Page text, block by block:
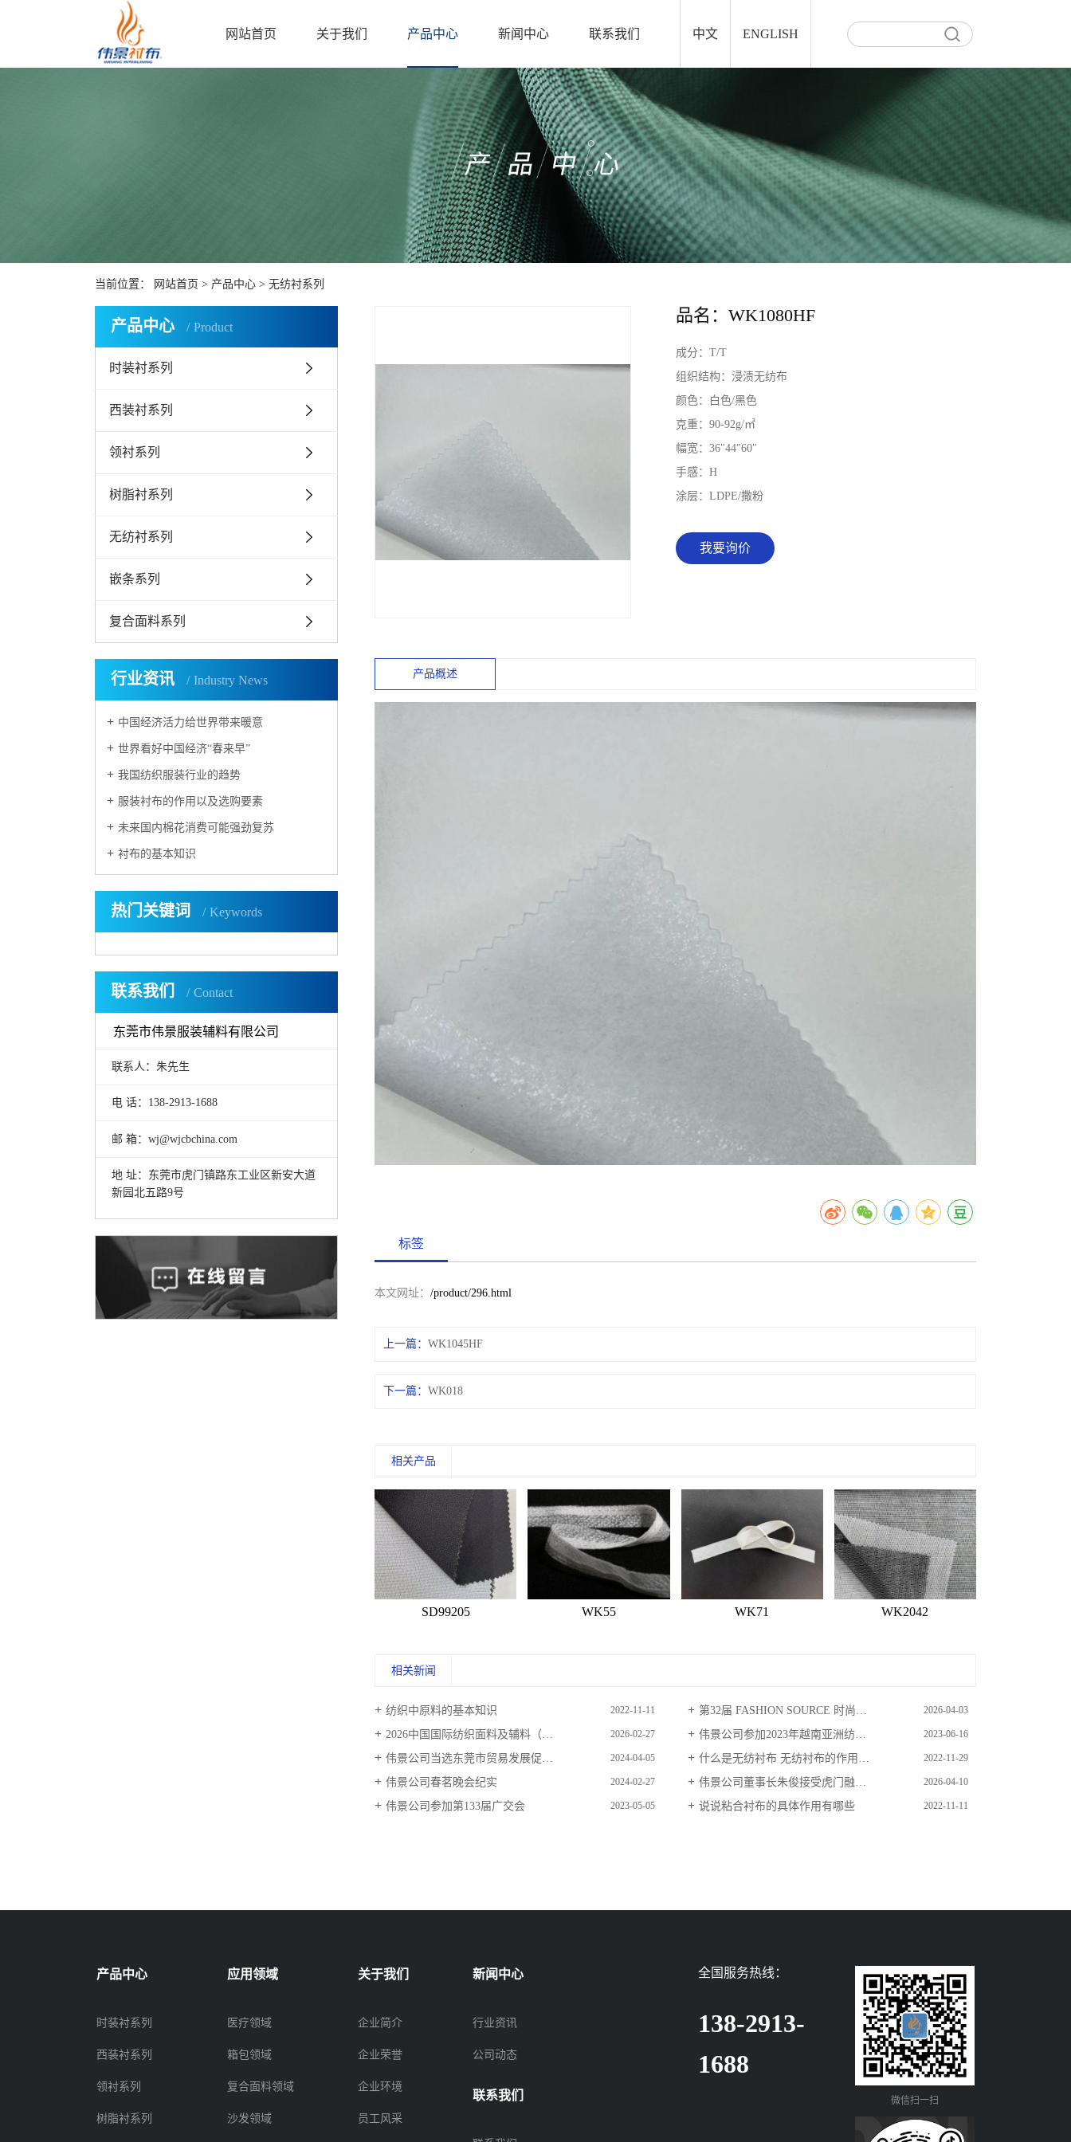
网站首页 关于我们 产品中心 新闻中心 联系我们 中文 ENGLISH
当前位置： 网站首页 > 产品中心> 无纺衬系列
产品中心 Product
时装衬系列
西装衬系列
领衬系列
树脂衬系列
无纺衬系列
嵌条系列
复合面料系列
行业资讯 Industry News
中国经济活力给世界带来暖意
世界看好中国经济“春来早”
我国纺织服装行业的趋势
服装衬布的作用以及选购要素
未来国内棉花消费可能强劲复苏
衬布的基本知识
热门关键词 Keywords
联系我们 Contact
东莞市伟景服装辅料有限公司
联系人：朱先生
电 话：138-2913-1688
邮 箱：wj@wjcbchina.com
地 址：东莞市虎门镇路东工业区新安大道
新园北五路9号
品名：WK1080HF
成分： T/T
组织结构： 浸渍无纺布
颜色：
白色/黑色
克重： 90-92g/㎡
幅宽： 36"44″60"
手感： H
涂层： LDPE/撒粉
我要询价
产品概述
标签
本文网址：/product/296.html
上一篇：WK1045HF
下一篇：WK018
相关产品
SD99205 WK55 WK71 WK2042
相关新闻
纺织中原料的基本知识 2022-11-11 第32届 FASHION SOURCE 时尚之源深圳展邀请函 2026-04-03
2026中国国际纺织面料及辅料（春夏）博览会邀请函 2026-02-27 伟景公司参加2023年越南亚洲纺织成衣展 2023-06-16
伟景公司当选东莞市贸易发展促进会第二届理事会会员单位 2024-04-05 什么是无纺衬布 无纺衬布的作用、性能 2022-11-29
伟景公司春茗晚会纪实 2024-02-27 伟景公司董事长朱俊接受虎门融媒体采访 2026-04-10
伟景公司参加第133届广交会 2023-05-05 说说粘合衬布的具体作用有哪些 2022-11-11
产品中心
时装衬系列
西装衬系列
领衬系列
树脂衬系列
应用领域
医疗领域
箱包领域
复合面料领域
沙发领域
关于我们
企业简介
企业荣誉
企业环境
员工风采
新闻中心
行业资讯
公司动态
联系我们
全国服务热线：
138-2913-
1688
微信扫一扫